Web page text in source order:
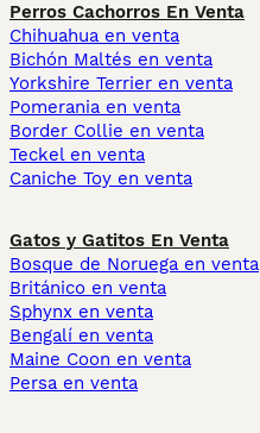
Perros Cachorros En Venta
Chihuahua en venta
Bichón Maltés en venta
Yorkshire Terrier en venta
Pomerania en venta
Border Collie en venta
Teckel en venta
Caniche Toy en venta
Gatos y Gatitos En Venta
Bosque de Noruega en venta
Británico en venta
Sphynx en venta
Bengalí en venta
Maine Coon en venta
Persa en venta